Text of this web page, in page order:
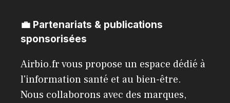
💼 Partenariats & publications
sponsorisées
Airbio.fr vous propose un espace dédié à
l'information santé et au bien-être.
Nous collaborons avec des marques,